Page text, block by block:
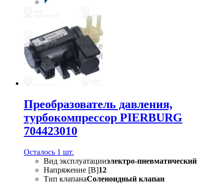
Преобразователь давления,
турбокомпрессор PIERBURG
704423010
Осталось 1 шт.
Вид эксплуатацииэлектро-пневматический
Напряжение [В]12
Тип клапанаСоленоидный клапан